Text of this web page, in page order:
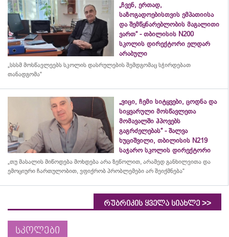
„ჩვენ, ერთად,
საზოგადოებისთვის ემპათიისა
და შემწყნარებლობის მაგალითი
ვართ“ - თბილისის N200
სკოლის დირექტორი ელდარ
არაბული
„სსსმ მოსწავლეებს სკოლის დასრულების შემდგომაც სჭირდებათ
თანადგომა“
„ვიცი, ჩემი სიტყვები, ცოდნა და
სიყვარული მოსწავლეთა
მომავალში ჰპოვებს
გაგრძელებას“ - შალვა
ხუციშვილი, თბილისის N219
საჯარო სკოლის დირექტორი
„თუ მასალის მიწოდება მოხდება არა ზეწოლით, არამედ განხილვითა და
ემოციური ჩართულობით, ვფიქრობ პრობლემები არ შეიქმნება“
რუბრიკის ყველა სიახლე >>
სკოლები